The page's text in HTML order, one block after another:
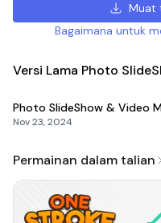
Muat
Bagaimana untuk
Versi Lama Photo
Photo SlideShow & Video
Nov 23, 2024
Permainan dalam talian